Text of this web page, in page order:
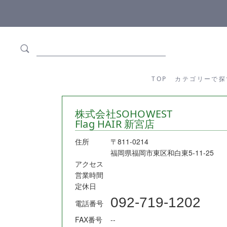
TOP カテゴリーで
株式会社SOHOWEST
Flag HAIR 新宮店
住所
〒811-0214
福岡県福岡市東区和白東5-11-25
アクセス
営業時間
定休日
電話番号
092-719-1202
FAX番号
--